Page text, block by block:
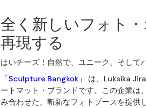
全く新しいフォト
再現する
はいチーズ！自然で、ユニーク、そして
「Sculpture Bangkok」
は、Luksika
ートマット・ブランドです。この企業は
み合わせた、斬新なフォトブースを提供